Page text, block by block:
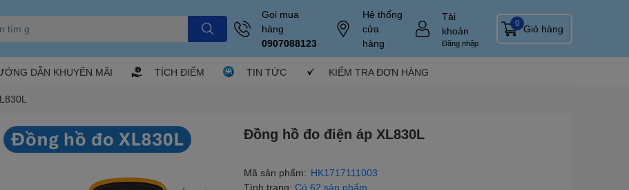
Gọi mua
hàng
0907088123
Hệ thống
cửa
hàng
Tài
khoản
Đăng nhập
Giỏ hàng
0
DẪN KHUYẾN MÃI TÍCH ĐIỂM TIN TỨC KIỂM TRA ĐƠN HÀNG
Đồng hồ đo điện áp XL830L
Mã sản phẩm: HK1717111003
Tình trạng: Có 62 sản phẩm